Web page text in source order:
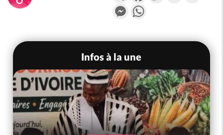
Messenger
Infos à la une